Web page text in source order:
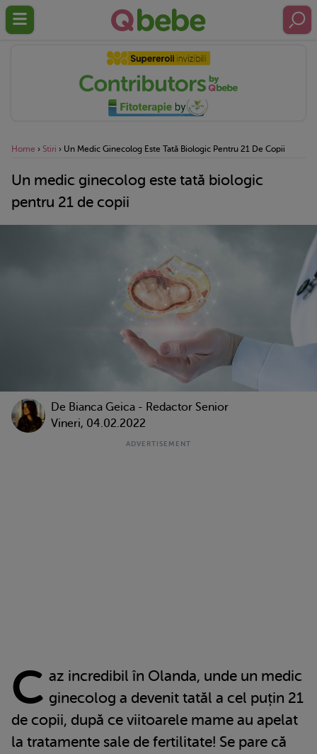
Home › Stiri › Un Medic Ginecolog Este Tată Biologic Pentru 21 De Copii
Un medic ginecolog este tată biologic
pentru 21 de copii
De Bianca Geica - Redactor Senior
Vineri, 04.02.2022
C az incredibil în Olanda, unde un medic
ginecolog a devenit tatăl a cel puțin 21
de copii, după ce viitoarele mame au apelat
la tratamente sale de fertilitate! Se pare că